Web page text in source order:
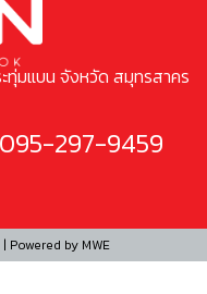
ทุ่มแบน จังหวัด สมุทรสาคร
095-297-9459
Powered by MWE